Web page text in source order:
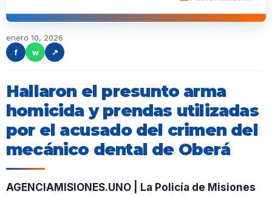
enero 10, 2026
f
w ↗
Hallaron el presunto arma
homicida y prendas utilizadas
por el acusado del crimen del
mecánico dental de Oberá
AGENCIAMISIONES.UNO | La Policía de Misiones